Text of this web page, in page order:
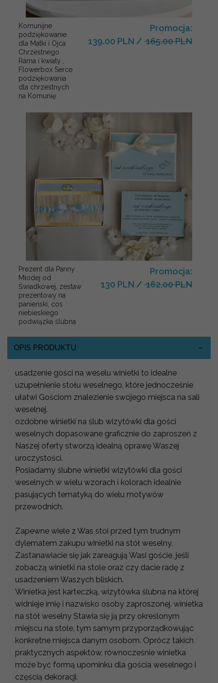
Komunijne
podziękowanie
dla Matki i Ojca
Chrzestnego
Rama i kwiaty ,
Flowerbox Serce
podziękowania
dla chrzestnych
na Komunię
Promocja:
139.00 PLN / 165.00 PLN
Prezent dla Panny
Młodej od
Świadkowej, zestaw
prezentowy na
panieński, cos
niebieskiego
podwiązka ślubna
Promocja:
130 PLN / 162.00 PLN
OPIS PRODUKTU
usadzenie gości na weselu winietki to idealne
uzupełnienie stołu weselnego, które jednocześnie
ułatwi Gościom znalezienie swojego miejsca na sali
weselnej.
ozdobne winietki na ślub wizytówki dla gości
weselnych dopasowane graficznie do zaproszeń z
Naszej oferty stworzą idealną oprawę Waszej
uroczystości.
Posiadamy ślubne winietki wizytówki dla gości
weselnych w wielu wzorach i kolorach idealnie
pasujących tematyką do wielu motywów
przewodnich.
Zapewne wiele z Was stoi przed tym trudnym
dylematem zakupu winietki na stół weselny.
Zastanawiacie się jak zareagują Wasi goście, jeśli
zobaczą winietki na stole oraz czy dacie radę z
usadzeniem Waszych bliskich.
Winietka jest karteczką, wizytówka ślubna na której
widnieje imię i nazwisko osoby zaproszonej. winietka
na stół weselny Stawia się ją przy określonym
miejscu na stole, tym samym przyporządkowując
konkretne miejsca danym osobom. Oprócz takich
praktycznych aspektów, równocześnie winietka
może być formą upominku dla gościa weselnego i
częścią dekoracji.